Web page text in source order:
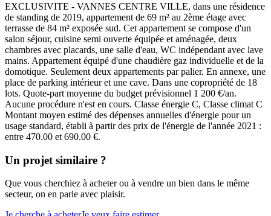
EXCLUSIVITE - VANNES CENTRE VILLE, dans une résidence
de standing de 2019, appartement de 69 m² au 2ème étage avec
terrasse de 84 m² exposée sud. Cet appartement se compose d'un
salon séjour, cuisine semi ouverte équipée et aménagée, deux
chambres avec placards, une salle d'eau, WC indépendant avec lave
mains. Appartement équipé d'une chaudière gaz individuelle et de la
domotique. Seulement deux appartements par palier. En annexe, une
place de parking intérieur et une cave. Dans une copropriété de 18
lots. Quote-part moyenne du budget prévisionnel 1 200 €/an.
Aucune procédure n'est en cours. Classe énergie C, Classe climat C
Montant moyen estimé des dépenses annuelles d'énergie pour un
usage standard, établi à partir des prix de l'énergie de l'année 2021 :
entre 470.00 et 690.00 €.
Un projet similaire ?
Que vous cherchiez à acheter ou à vendre un bien dans le même
secteur, on en parle avec plaisir.